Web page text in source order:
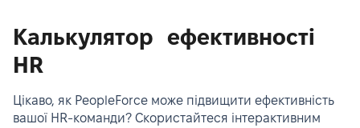
Калькулятор ефективності
HR
Цікаво, як PeopleForce може підвищити ефективність
вашої HR-команди? Скористайтеся інтерактивним